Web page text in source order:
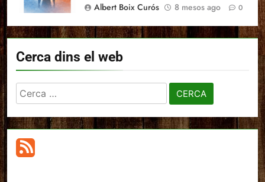
Albert Boix Curós
8 mesos ago 0
Cerca dins el web
Cerca: